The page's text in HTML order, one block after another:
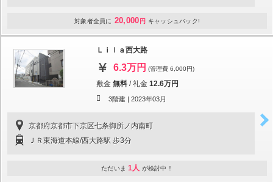
対象者全員に 20,000 円 キャッシュバック!
Ｌｉｌａ西大路
6.3万円 (管理費 6,000円)
敷金 無料 /礼金 12.6万円
3階建 | 2023年03月
京都府京都市下京区七条御所ノ内南町
ＪＲ東海道本線/西大路駅 歩3分
ただいま 1人 が検討中！